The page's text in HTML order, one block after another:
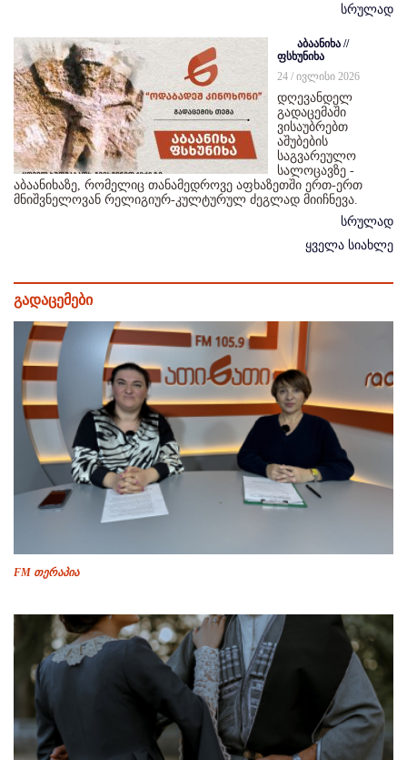
სრულად
აბაანიხა //
ფსხუნიხა
24 / ივლისი 2026
დღევანდელ
გადაცემაში
ვისაუბრებთ
აშუბების
საგვარეულო
სალოცავზე -
აბაანიხაზე, რომელიც თანამედროვე აფხაზეთში ერთ-ერთ
მნიშვნელოვან რელიგიურ-კულტურულ ძეგლად მიიჩნევა.
სრულად
ყველა სიახლე
გადაცემები
FM თერაპია